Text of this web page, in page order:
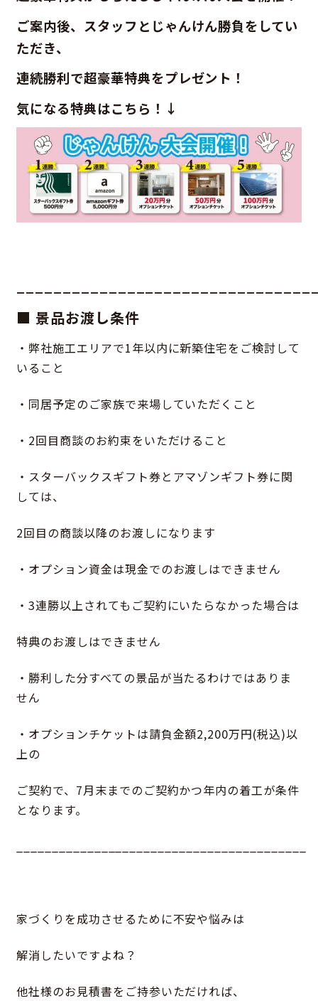
ご案内後、スタッフとじゃんけん勝負をしてい
ただき、
連続勝利で超豪華特典をプレゼント！
気になる特典はこちら！↓
■ 景品お渡し条件
・弊社施工エリアで1年以内に新築住宅をご検討して
いること
・同居予定のご家族で来場していただくこと
・2回目商談のお約束をいただけること
・スターバックスギフト券とアマゾンギフト券に関
しては、
2回目の商談以降のお渡しになります
・オプション資金は現金でのお渡しはできません
・3連勝以上されてもご契約にいたらなかった場合は
特典のお渡しはできません
・勝利した分すべての景品が当たるわけではありま
せん
・オプションチケットは請負金額2,200万円(税込)以
上の
ご契約で、7月末までのご契約かつ年内の着工が条件
となります。
家づくりを成功させるために不安や悩みは
解消したいですよね？
他社様のお見積書をご持参いただければ、